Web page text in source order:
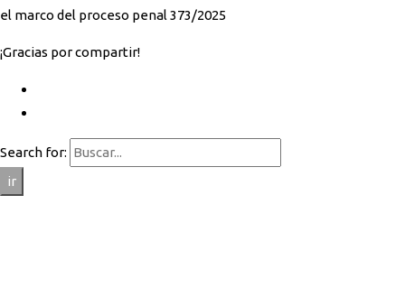
el marco del proceso penal 373/2025
¡Gracias por compartir!
Search for:
ir